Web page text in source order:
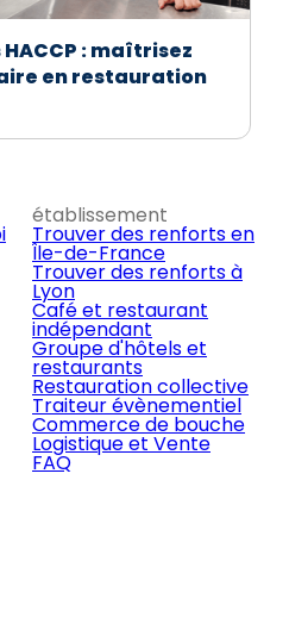
: maîtrisez
en restauration
établissement
Trouver des renforts en
Île-de-France
Trouver des renforts à
Lyon
Café et restaurant
indépendant
Groupe d'hôtels et
restaurants
Restauration collective
Traiteur évènementiel
Commerce de bouche
Logistique et Vente
FAQ